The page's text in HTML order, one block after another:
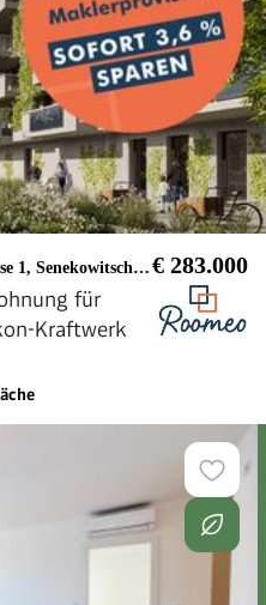
2 € 283.000
für
Kraftwerk